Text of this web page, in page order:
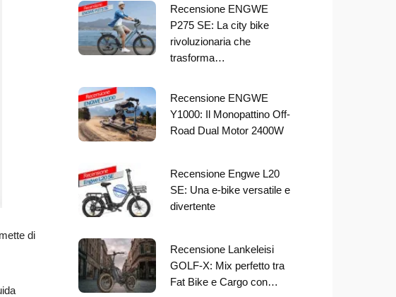
di
Recensione ENGWE
P275 SE: La city bike
rivoluzionaria che
trasforma…
Recensione ENGWE
Y1000: Il Monopattino Off-
Road Dual Motor 2400W
Recensione Engwe L20
SE: Una e-bike versatile e
divertente
Recensione Lankeleisi
GOLF-X: Mix perfetto tra
Fat Bike e Cargo con…